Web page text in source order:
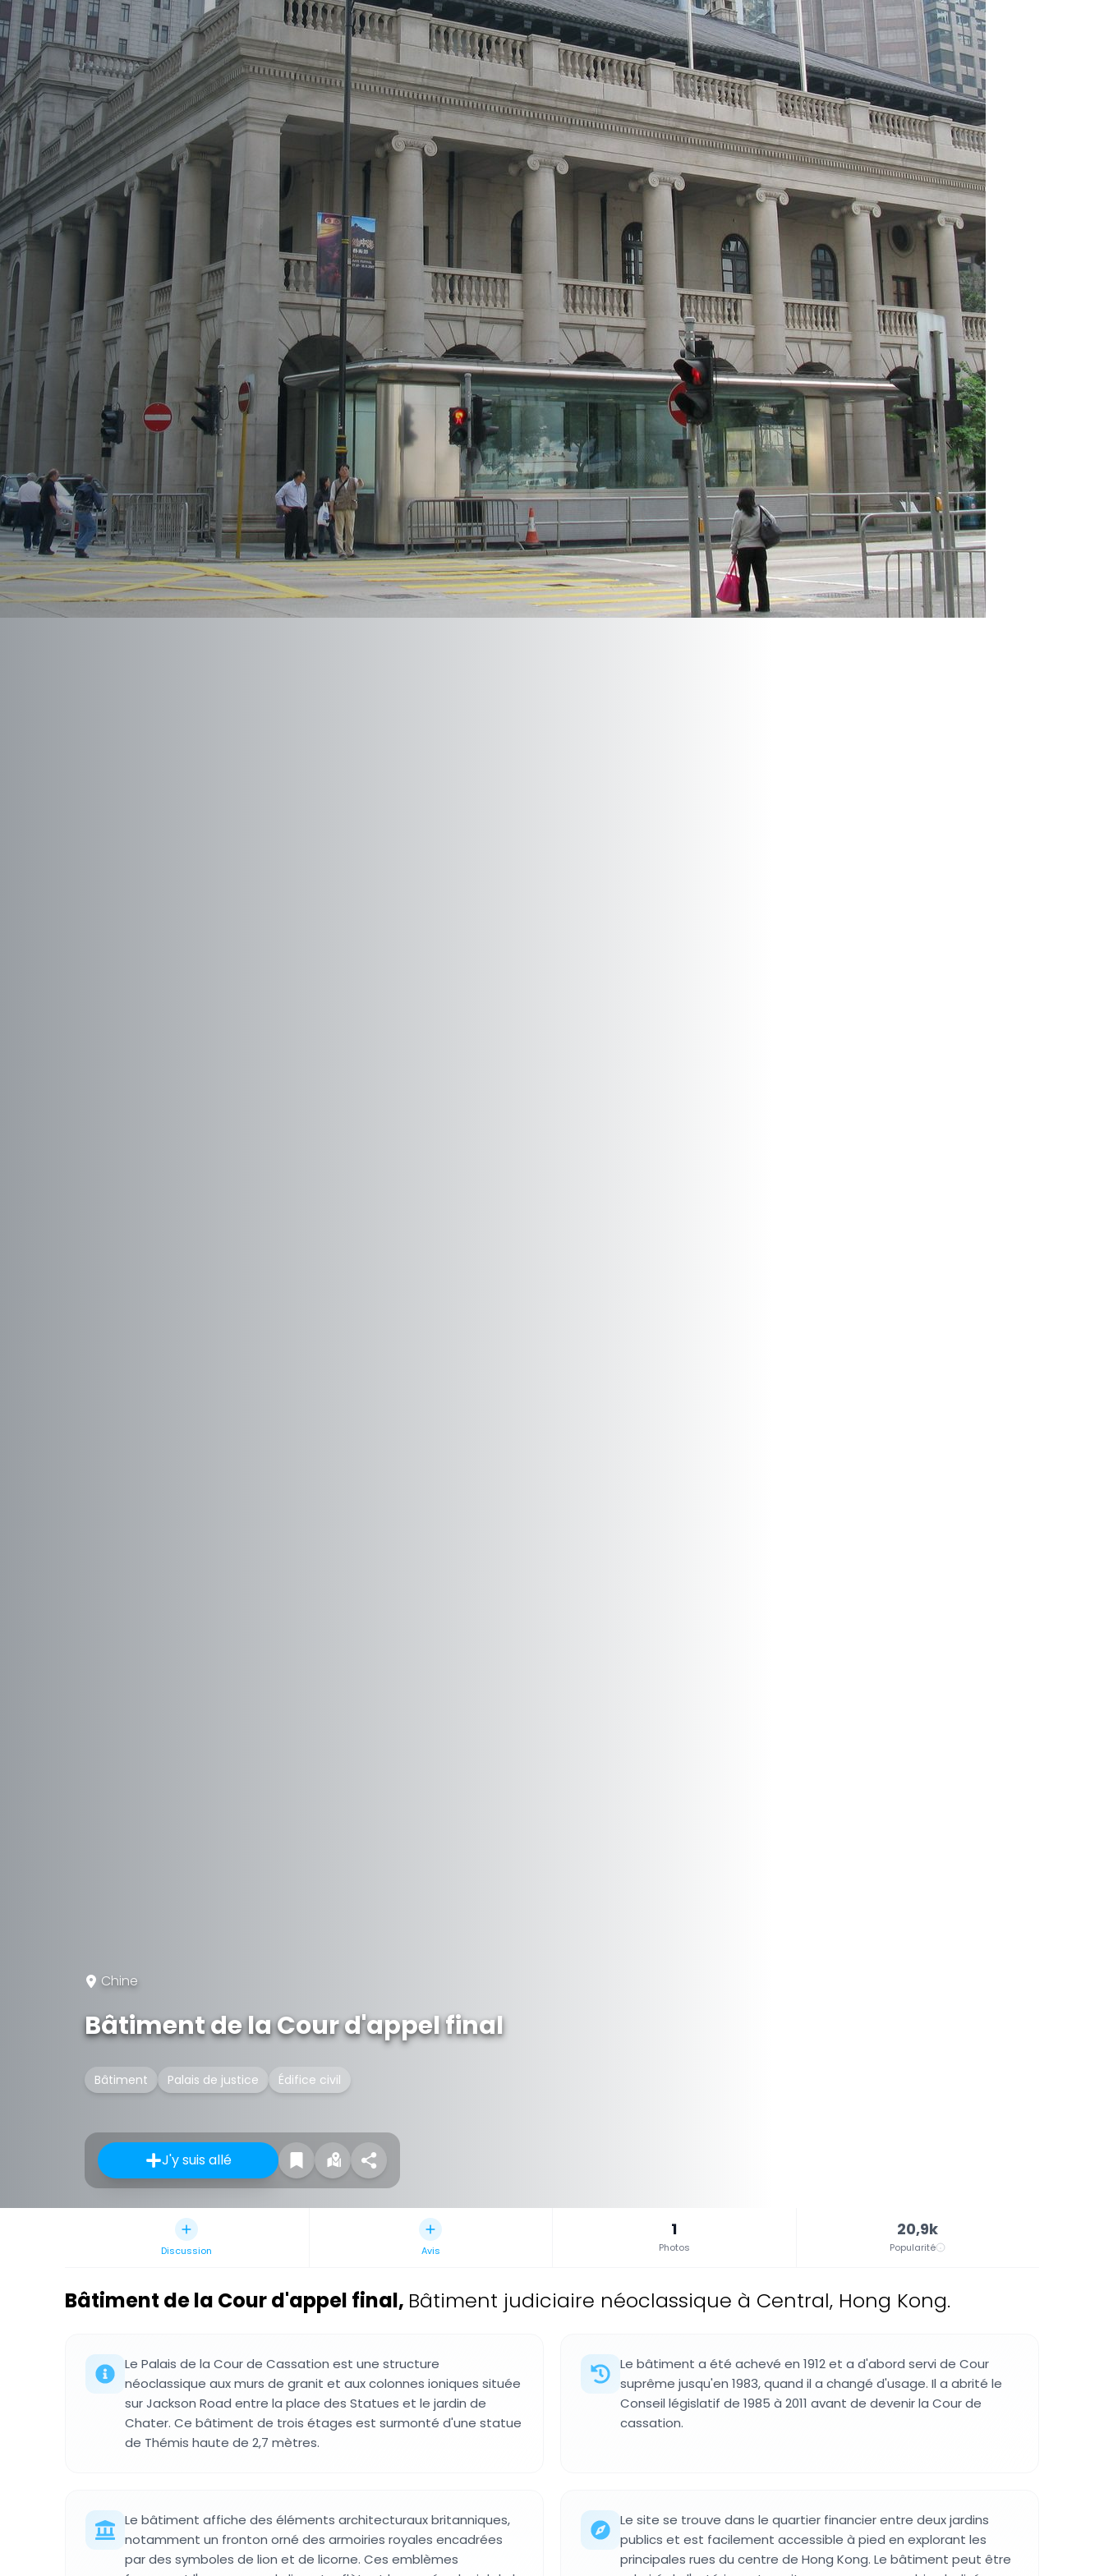
Chine
Bâtiment de la Cour d'appel final
Bâtiment Palais de justice Édifice civil
J'y suis allé
Discussion Avis
1
Photos
20,9k
Popularité
Bâtiment de la Cour d'appel final, Bâtiment judiciaire néoclassique à Central, Hong Kong.
Le Palais de la Cour de Cassation est une structure
néoclassique aux murs de granit et aux colonnes ioniques située
sur Jackson Road entre la place des Statues et le jardin de
Chater. Ce bâtiment de trois étages est surmonté d'une statue
de Thémis haute de 2,7 mètres.
Le bâtiment a été achevé en 1912 et a d'abord servi de Cour
suprême jusqu'en 1983, quand il a changé d'usage. Il a abrité le
Conseil législatif de 1985 à 2011 avant de devenir la Cour de
cassation.
Le bâtiment affiche des éléments architecturaux britanniques,
notamment un fronton orné des armoiries royales encadrées
par des symboles de lion et de licorne. Ces emblèmes
Le site se trouve dans le quartier financier entre deux jardins
publics et est facilement accessible à pied en explorant les
principales rues du centre de Hong Kong. Le bâtiment peut être